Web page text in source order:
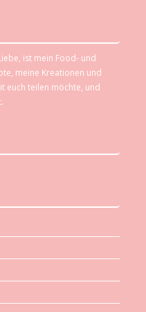
ist mein Food- und
meine Kreationen und
euch teilen möchte, und